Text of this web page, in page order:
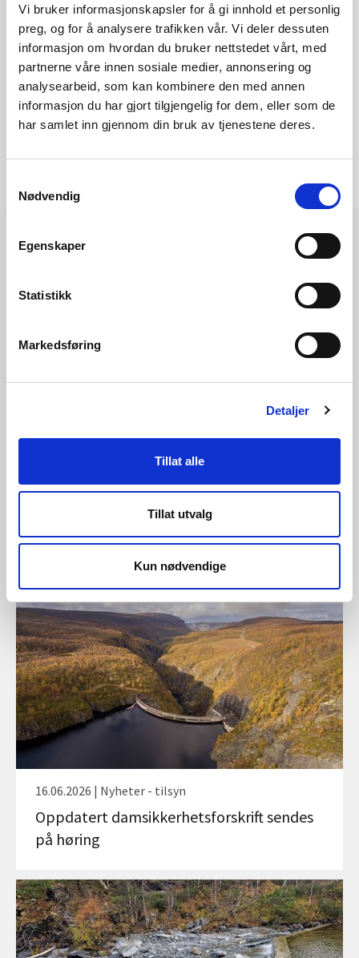
Vi bruker informasjonskapsler for å gi innhold et personlig
preg, og for å analysere trafikken vår. Vi deler dessuten
informasjon om hvordan du bruker nettstedet vårt, med
partnerne våre innen sosiale medier, annonsering og
analysearbeid, som kan kombinere den med annen
informasjon du har gjort tilgjengelig for dem, eller som de
har samlet inn gjennom din bruk av tjenestene deres.
Nødvendig
Egenskaper
Statistikk
Markedsføring
Detaljer
Tillat alle
Tillat utvalg
Kun nødvendige
Mail: janh@nve.no
26.06.2026 | Nyheter - tilsyn
NVE ilegger Bane NOR SF
overtredelsesgebyr på 750 000 kroner
16.06.2026 | Nyheter - tilsyn
Oppdatert damsikkerhetsforskrift sendes
på høring